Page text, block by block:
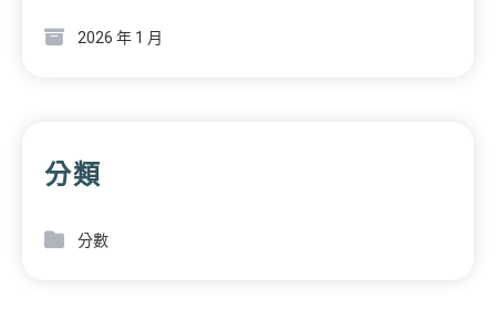
2026 年 1 月
分類
分數